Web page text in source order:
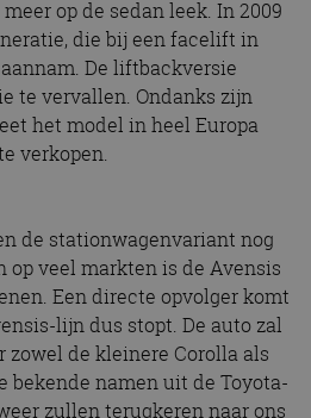
op de sedan leek. In 2009
die bij een facelift in
De liftbackversie
te vervallen. Ondanks zijn
het model in heel Europa
verkopen.
de stationwagenvariant nog
op veel markten is de Avensis
Een directe opvolger komt
lijn dus stopt. De auto zal
zowel de kleinere Corolla als
bekende namen uit de Toyota-
zullen terugkeren naar ons